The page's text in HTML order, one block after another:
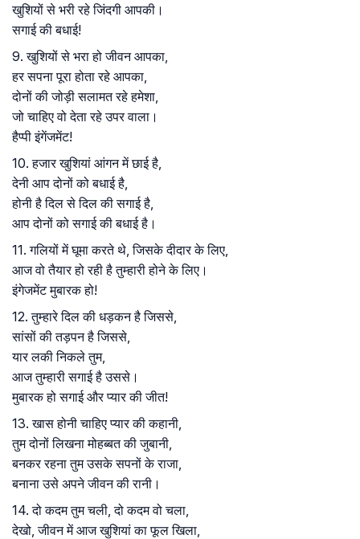
खुशियों से भरी रहे जिंदगी आपकी।
सगाई की बधाई!
9. खुशियों से भरा हो जीवन आपका,
हर सपना पूरा होता रहे आपका,
दोनों की जोड़ी सलामत रहे हमेशा,
जो चाहिए वो देता रहे उपर वाला।
हैप्पी इंगेंजमेंट!
10. हजार खुशियां आंगन में छाई है,
देनी आप दोनों को बधाई है,
होनी है दिल से दिल की सगाई है,
आप दोनों को सगाई की बधाई है।
11. गलियों में घूमा करते थे, जिसके दीदार के लिए,
आज वो तैयार हो रही है तुम्हारी होने के लिए।
इंगेजमेंट मुबारक हो!
12. तुम्हारे दिल की धड़कन है जिससे,
सांसों की तड़पन है जिससे,
यार लकी निकले तुम,
आज तुम्हारी सगाई है उससे।
मुबारक हो सगाई और प्यार की जीत!
13. खास होनी चाहिए प्यार की कहानी,
तुम दोनों लिखना मोहब्बत की जुबानी,
बनकर रहना तुम उसके सपनों के राजा,
बनाना उसे अपने जीवन की रानी।
14. दो कदम तुम चली, दो कदम वो चला,
देखो, जीवन में आज खुशियां का फूल खिला,